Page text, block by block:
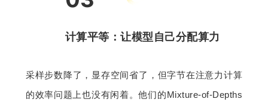
计算平等：让模型自己分配算力
采样步数降了，显存空间省了，但字节在注意力计算
的效率问题上也没有闲着。他们的Mixture-of-Depths